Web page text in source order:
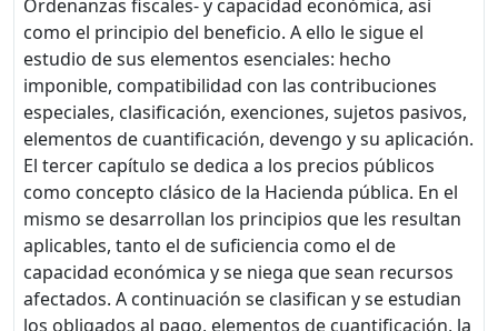
Ordenanzas fiscales- y capacidad económica, así
como el principio del beneficio. A ello le sigue el
estudio de sus elementos esenciales: hecho
imponible, compatibilidad con las contribuciones
especiales, clasificación, exenciones, sujetos pasivos,
elementos de cuantificación, devengo y su aplicación.
El tercer capítulo se dedica a los precios públicos
como concepto clásico de la Hacienda pública. En el
mismo se desarrollan los principios que les resultan
aplicables, tanto el de suficiencia como el de
capacidad económica y se niega que sean recursos
afectados. A continuación se clasifican y se estudian
los obligados al pago, elementos de cuantificación, la